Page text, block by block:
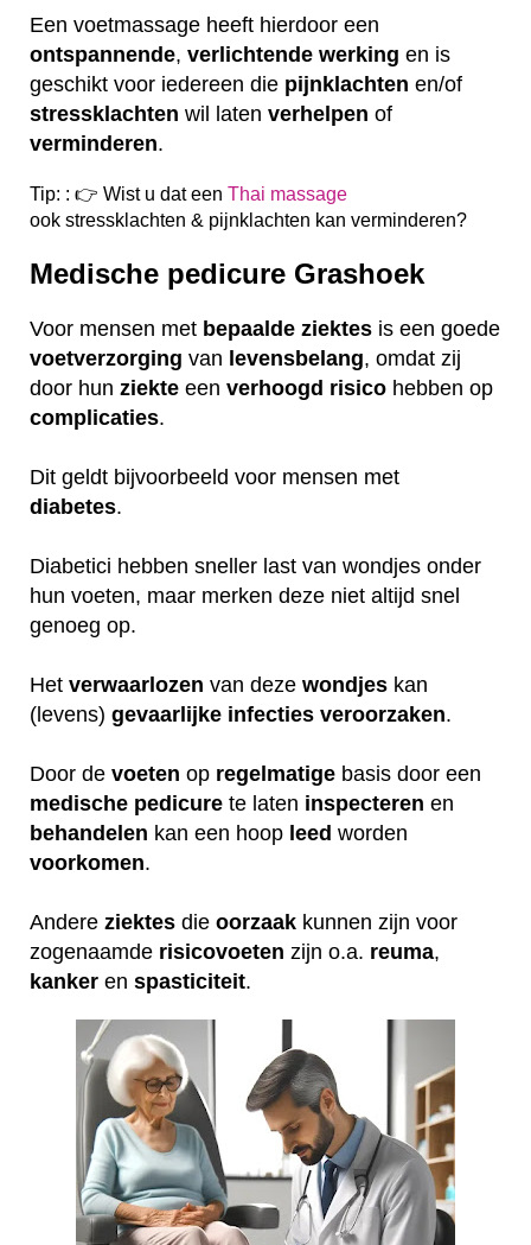
Een voetmassage heeft hierdoor een
ontspannende, verlichtende werking en is
geschikt voor iedereen die pijnklachten en/of
stressklachten wil laten verhelpen of
verminderen.
Tip: : 👉 Wist u dat een Thai massage
ook stressklachten & pijnklachten kan verminderen?
Medische pedicure Grashoek
Voor mensen met bepaalde ziektes is een goede
voetverzorging van levensbelang, omdat zij
door hun ziekte een verhoogd risico hebben op
complicaties.
Dit geldt bijvoorbeeld voor mensen met
diabetes.
Diabetici hebben sneller last van wondjes onder
hun voeten, maar merken deze niet altijd snel
genoeg op.
Het verwaarlozen van deze wondjes kan
(levens) gevaarlijke infecties veroorzaken.
Door de voeten op regelmatige basis door een
medische pedicure te laten inspecteren en
behandelen kan een hoop leed worden
voorkomen.
Andere ziektes die oorzaak kunnen zijn voor
zogenaamde risicovoeten zijn o.a. reuma,
kanker en spasticiteit.